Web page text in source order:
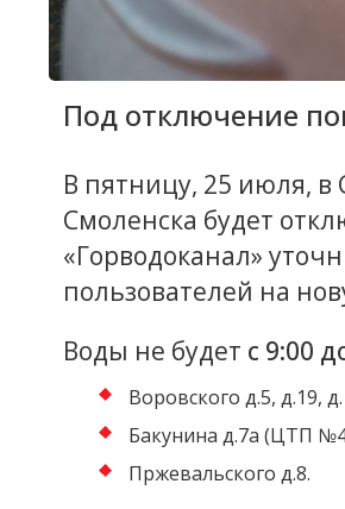
Под отключение
В пятницу, 25 июля, в
Смоленска будет
«Горводоканал»
пользователей на
Воды не будет с 9:00
Воровского д.5, д.19,
Бакунина д.7а (ЦТП
Пржевальского д.8.